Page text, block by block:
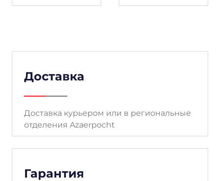
Доставка
Доставка курьером или в региональные
отделения Azaerpocht
Гарантия